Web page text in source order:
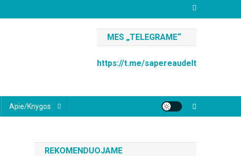
MES „TELEGRAME“
https://t.me/sapereaudelt
Apie/knygos
REKOMENDUOJAME